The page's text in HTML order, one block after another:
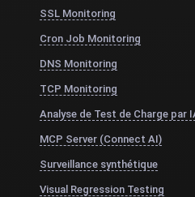
SSL Monitoring
Cron Job Monitoring
DNS Monitoring
TCP Monitoring
Analyse de Test de Charge par
MCP Server (Connect AI)
Surveillance synthétique
Visual Regression Testing